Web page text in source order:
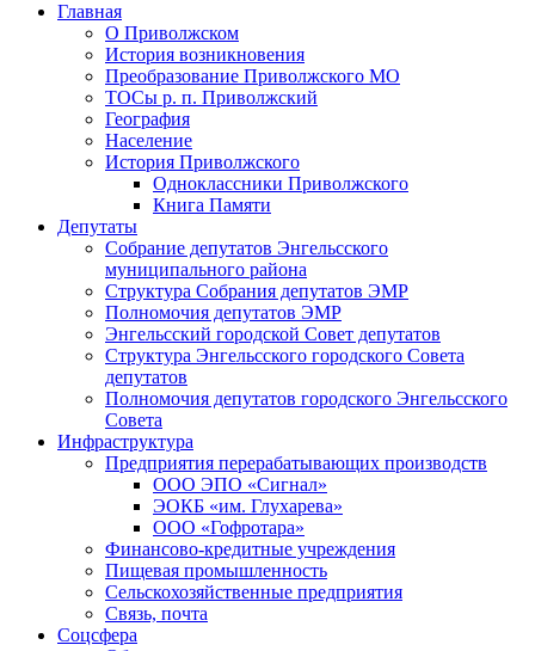
Главная
О Приволжском
История возникновения
Преобразование Приволжского МО
ТОСы р. п. Приволжский
География
Население
История Приволжского
Одноклассники Приволжского
Книга Памяти
Депутаты
Собрание депутатов Энгельсского
муниципального района
Структура Собрания депутатов ЭМР
Полномочия депутатов ЭМР
Энгельсский городской Совет депутатов
Структура Энгельсского городского Совета
депутатов
Полномочия депутатов городского Энгельсского
Совета
Инфраструктура
Предприятия перерабатывающих производств
ООО ЭПО «Сигнал»
ЭОКБ «им. Глухарева»
ООО «Гофротара»
Финансово-кредитные учреждения
Пищевая промышленность
Сельскохозяйственные предприятия
Связь, почта
Соцсфера